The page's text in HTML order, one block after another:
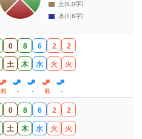
0 8 6 2 2
土 木 水 火 火
剋 - - 剋 -
0 8 6 2 2
土 木 水 火 火